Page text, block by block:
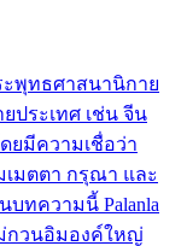
ะพุทธศาสนานิกาย
ประเทศ เช่น จีน
ยมีความเชื่อว่า
มตตา กรุณา และ
ทความนี้ Palanla
กวนอิมองค์ใหญ่